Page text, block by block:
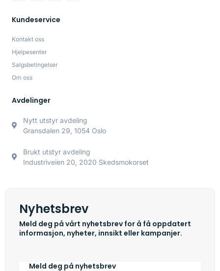
Kundeservice
Kontakt oss
Hjelpesenter
Salgsbetingelser
Om oss
Avdelinger
Nytt utstyr avdeling
Gransdalen 29, 1054 Oslo
Brukt utstyr avdeling
Industriveien 20, 2020 Skedsmokorset
Nyhetsbrev
Meld deg på vårt nyhetsbrev for å få oppdatert
informasjon, nyheter, innsikt eller kampanjer.
Meld deg på nyhetsbrev